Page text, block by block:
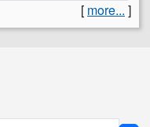
[ more... ]